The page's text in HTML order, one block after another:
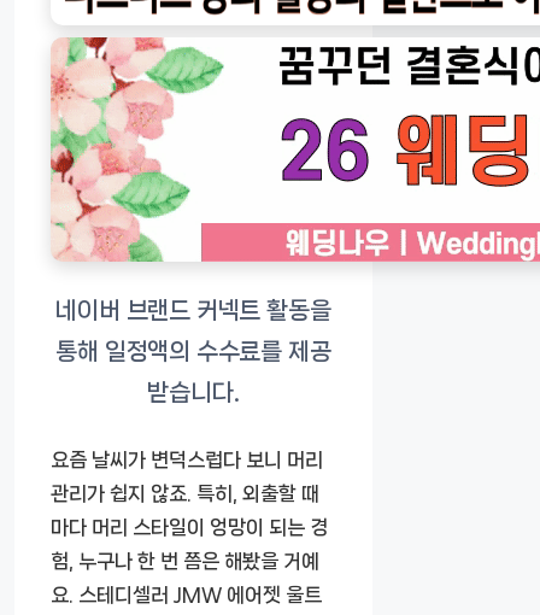
요즘 날씨가 변덕스럽다 보니 머리
관리가 쉽지 않죠. 특히, 외출할 때
마다 머리 스타일이 엉망이 되는 경
험, 누구나 한 번 쯤은 해봤을 거예
요. 스테디셀러 JMW 에어젯 울트